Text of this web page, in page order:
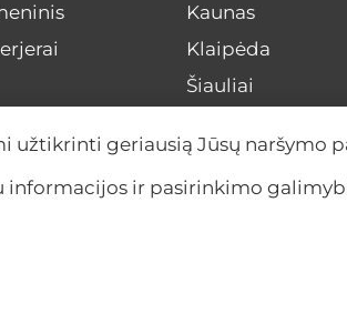
Kaunas
Klaipėda
Šiauliai
Visa Lietuva
užtikrinti geriausią Jūsų naršymo
informacijos ir pasirinkimo